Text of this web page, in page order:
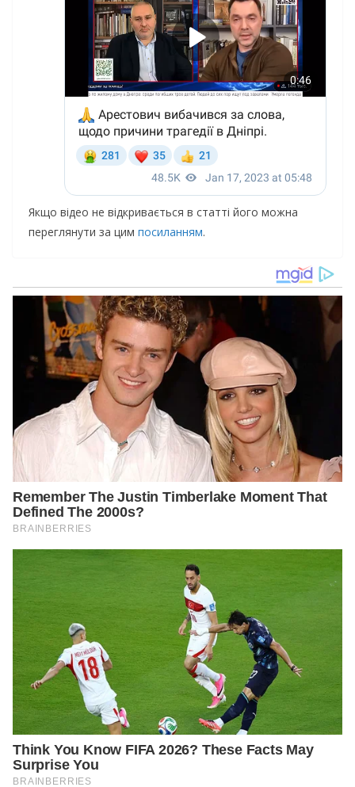
Якщо відео не відкривається в статті його можна
переглянути за цим посиланням.